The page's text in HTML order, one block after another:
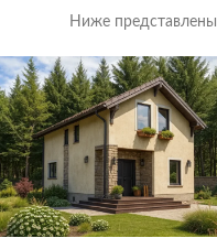
Ниже представлены